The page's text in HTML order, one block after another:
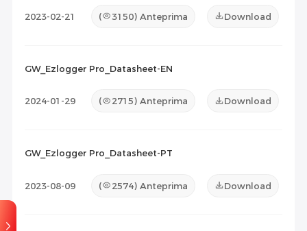
2023-02-21 ( 3150) Anteprima Download
GW_Ezlogger Pro_Datasheet-EN
2024-01-29 ( 2715) Anteprima Download
GW_Ezlogger Pro_Datasheet-PT
2023-08-09 ( 2574) Anteprima Download